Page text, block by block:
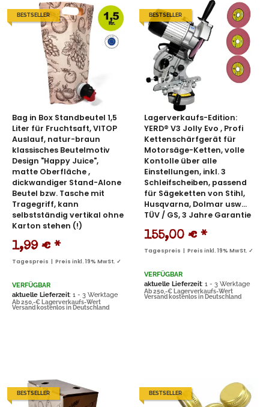
BESTSELLER
Bag in Box Standbeutel 1,5
Liter für Fruchtsaft, VITOP
Auslauf, natur-braun
klassisches Beutelmotiv
Design "Happy Juice",
matte Oberfläche ,
dickwandiger Stand-Alone
Beutel bzw. Tasche mit
Tragegriff, kann
selbstständig vertikal ohne
Karton stehen (!)
1,99 € *
Tagespreis | Preis inkl. 19% MwSt. ✓
VERFÜGBAR
aktuelle Lieferzeit: 1 - 3 Werktage
Ab 250,-€ Lagerverkaufs-Wert
Versand kostenlos in Deutschland
BESTSELLER
Lagerverkaufs-Edition:
YERD® V3 Jolly Evo , Profi
Kettenschärfgerät für
Motorsäge-Ketten, volle
Kontolle über alle
Einstellungen, inkl. 3
Schleifscheiben, passend
für Sägeketten von Stihl,
Husqvarna, Dolmar usw...
TÜV / GS, 3 Jahre Garantie
155,00 € *
Tagespreis | Preis inkl. 19% MwSt. ✓
VERFÜGBAR
aktuelle Lieferzeit: 1 - 3 Werktage
Ab 250,-€ Lagerverkaufs-Wert
Versand kostenlos in Deutschland
BESTSELLER BESTSELLER